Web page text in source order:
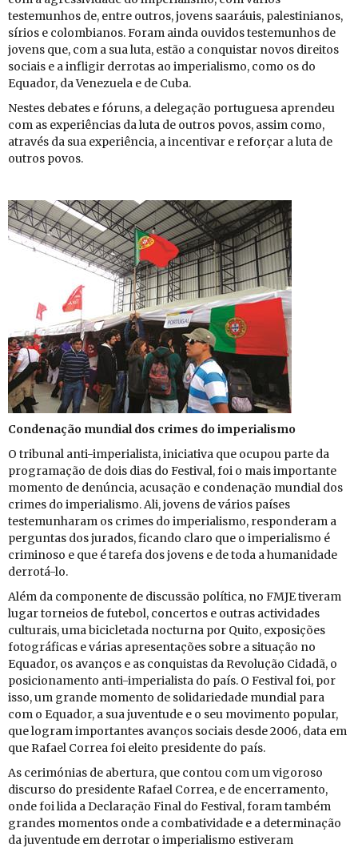
tes­te­mu­nhos de, entre ou­tros, jo­vens sa­a­ráuis, pa­les­ti­ni­anos,
sí­rios e co­lom­bi­anos. Foram ainda ou­vidos tes­te­mu­nhos de
jo­vens que, com a sua luta, estão a con­quistar novos di­reitos
so­ciais e a in­fligir der­rotas ao im­pe­ri­a­lismo, como os do
Equador, da Ve­ne­zuela e de Cuba.
Nestes de­bates e fó­runs, a de­le­gação por­tu­guesa aprendeu
com as ex­pe­ri­ên­cias da luta de ou­tros povos, assim como,
através da sua ex­pe­ri­ência, a in­cen­tivar e re­forçar a luta de
ou­tros povos.
Con­de­nação mun­dial dos crimes do im­pe­ri­a­lismo
O tri­bunal anti-im­pe­ri­a­lista, ini­ci­a­tiva que ocupou parte da
pro­gra­mação de dois dias do Fes­tival, foi o mais im­por­tante
mo­mento de de­núncia, acu­sação e con­de­nação mun­dial dos
crimes do im­pe­ri­a­lismo. Ali, jo­vens de vá­rios países
tes­te­mu­nharam os crimes do im­pe­ri­a­lismo, res­pon­deram a
per­guntas dos ju­rados, fi­cando claro que o im­pe­ri­a­lismo é
cri­mi­noso e que é ta­refa dos jo­vens e de toda a hu­ma­ni­dade
der­rotá-lo.
Além da com­po­nente de dis­cussão po­lí­tica, no FMJE ti­veram
lugar tor­neios de fu­tebol, con­certos e ou­tras ac­ti­vi­dades
cul­tu­rais, uma bi­ci­cle­tada noc­turna por Quito, ex­po­si­ções
fo­to­grá­ficas e vá­rias apre­sen­ta­ções sobre a si­tu­ação no
Equador, os avanços e as con­quistas da Re­vo­lução Ci­dadã, o
po­si­ci­o­na­mento anti-im­pe­ri­a­lista do país. O Fes­tival foi, por
isso, um grande mo­mento de so­li­da­ri­e­dade mun­dial para
com o Equador, a sua ju­ven­tude e o seu mo­vi­mento po­pular,
que lo­gram im­por­tantes avanços so­ciais desde 2006, data em
que Ra­fael Correa foi eleito pre­si­dente do país.
As ce­ri­mó­nias de aber­tura, que contou com um vi­go­roso
dis­curso do pre­si­dente Ra­fael Correa, e de en­cer­ra­mento,
onde foi lida a De­cla­ração Final do Fes­tival, foram também
grandes mo­mentos onde a com­ba­ti­vi­dade e a de­ter­mi­nação
da ju­ven­tude em der­rotar o im­pe­ri­a­lismo es­ti­veram